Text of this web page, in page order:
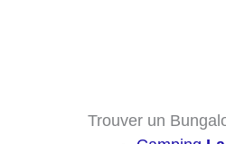
Trouver un